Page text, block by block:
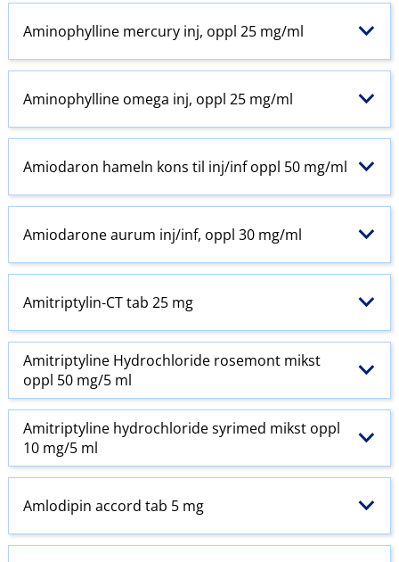
Aminophylline mercury inj, oppl 25 mg/ml
Aminophylline omega inj, oppl 25 mg/ml
Amiodaron hameln kons til inj​/​inf oppl 50 mg/ml
Amiodarone aurum inj​/​inf, oppl 30 mg/ml
Amitriptylin-CT tab 25 mg
Amitriptyline Hydrochloride rosemont mikst
oppl 50 mg/5 ml
Amitriptyline hydrochloride syrimed mikst oppl
10 mg/5 ml
Amlodipin accord tab 5 mg